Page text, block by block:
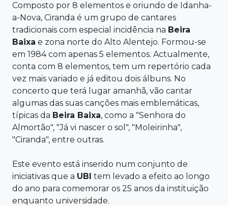
Composto por 8 elementos e oriundo de Idanha-
a-Nova, Ciranda é um grupo de cantares
tradicionais com especial incidência na Beira
Baixa e zona norte do Alto Alentejo. Formou-se
em 1984 com apenas 5 elementos. Actualmente,
conta com 8 elementos, tem um repertório cada
vez mais variado e já editou dois álbuns. No
concerto que terá lugar amanhã, vão cantar
algumas das suas canções mais emblemáticas,
típicas da Beira Baixa, como a "Senhora do
Almortão", "Já vi nascer o sol", "Moleirinha",
"Ciranda", entre outras.
Este evento está inserido num conjunto de
iniciativas que a UBI tem levado a efeito ao longo
do ano para comemorar os 25 anos da instituição
enquanto universidade.